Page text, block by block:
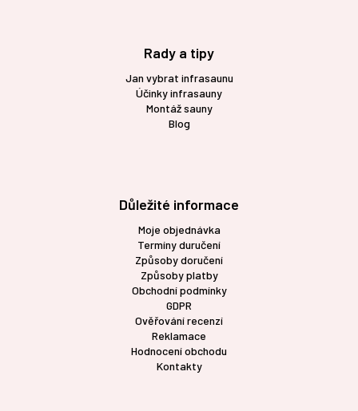
Rady a tipy
Jan vybrat infrasaunu
Účinky infrasauny
Montáž sauny
Blog
Důležité informace
Moje objednávka
Termíny duručení
Způsoby doručení
Způsoby platby
Obchodní podmínky
GDPR
Ověřování recenzí
Reklamace
Hodnocení obchodu
Kontakty